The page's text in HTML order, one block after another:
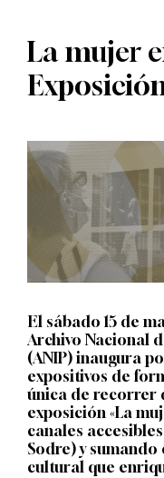
La mujer
El sábado 15 de
Archivo Nacional
(ANIP) inaugura
expositivos de
única de recorrer
exposición «La
canales
Sodre) y
cultural que